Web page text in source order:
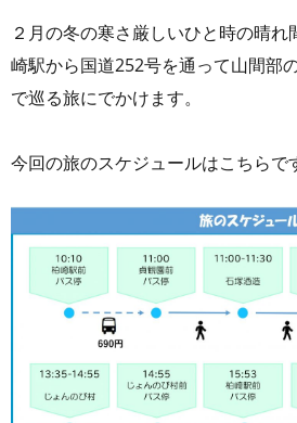
２月の冬の寒さ厳しいひと時の晴
崎駅から国道252号を通って山間部
で巡る旅にでかけます。
今回の旅のスケジュールはこちらで